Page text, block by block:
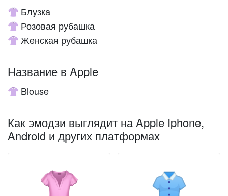
👚 Блузка
👚 Розовая рубашка
👚 Женская рубашка
Название в Apple
👚 Blouse
Как эмодзи выглядит на Apple Iphone,
Android и других платформах